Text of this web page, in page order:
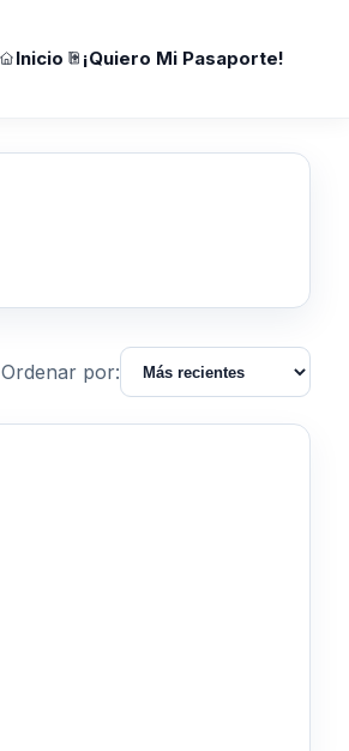
Inicio ¡Quiero Mi Pasaporte!
Ordenar por: